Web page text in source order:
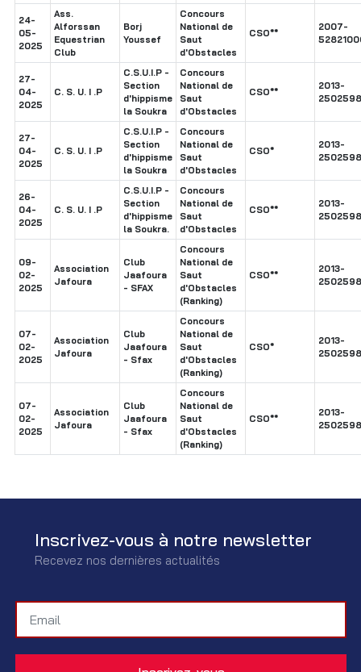
24-
05-
2025
Ass.
Alforssan
Equestrian
Club
Borj
Youssef
Concours
National de
Saut
d'Obstacles
CSO**
2007-
27-
04-
2025
C. S. U. I .P
C.S.U.I.P -
Section
d'hippisme
la Soukra
Concours
National de
Saut
d'Obstacles
CSO**
2013-
27-
04-
2025
C. S. U. I .P
C.S.U.I.P -
Section
d'hippisme
la Soukra
Concours
National de
Saut
d'Obstacles
CSO*
2013-
26-
04-
2025
C. S. U. I .P
C.S.U.I.P -
Section
d'hippisme
la Soukra.
Concours
National de
Saut
d'Obstacles
CSO**
2013-
09-
02-
2025
Association
Jafoura
Club
Jaafoura
- SFAX
Concours
National de
Saut
d'Obstacles
(Ranking)
CSO**
2013-
07-
02-
2025
Association
Jafoura
Club
Jaafoura
- Sfax
Concours
National de
Saut
d'Obstacles
(Ranking)
CSO*
2013-
07-
02-
2025
Association
Jafoura
Club
Jaafoura
- Sfax
Concours
National de
Saut
d'Obstacles
(Ranking)
CSO**
2013-
Inscrivez-vous à notre newsletter
Recevez nos dernières actualités